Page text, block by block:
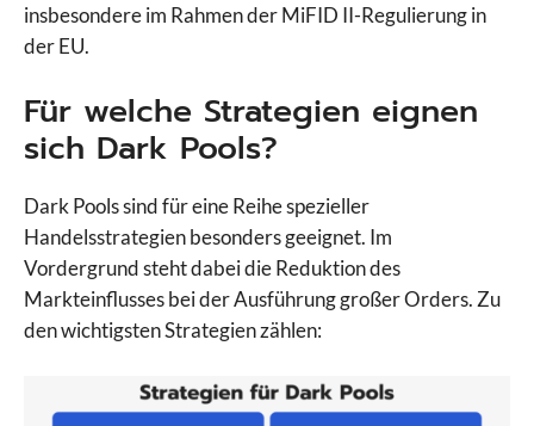
insbesondere im Rahmen der MiFID II-Regulierung in
der EU.
Für welche Strategien eignen
sich Dark Pools?
Dark Pools sind für eine Reihe spezieller
Handelsstrategien besonders geeignet. Im
Vordergrund steht dabei die Reduktion des
Markteinflusses bei der Ausführung großer Orders. Zu
den wichtigsten Strategien zählen: